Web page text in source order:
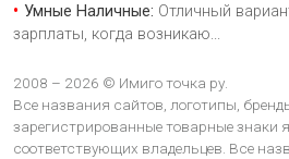
Умные Наличные: Отличный
зарплаты, когда возникаю...
2008 – 2026 © Имиго точка ру.
Все названия сайтов, логотипы,
зарегистрированные товарные знаки
соответствующих владельцев. Все